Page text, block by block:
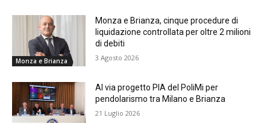
Monza e Brianza
Monza e Brianza, cinque procedure di
liquidazione controllata per oltre 2 milioni
di debiti
3 Agosto 2026
Al via progetto PIA del PoliMi per
pendolarismo tra Milano e Brianza
21 Luglio 2026